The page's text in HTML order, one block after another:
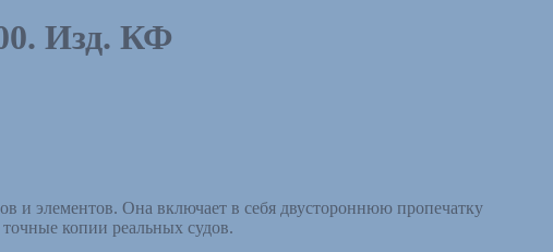
Изд. КФ
и элементов. Она включает в себя двустороннюю пропечатку
копии реальных судов.